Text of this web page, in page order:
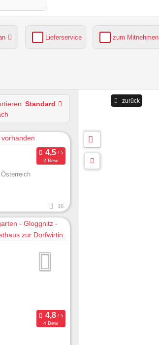
Lieferservice zum Mitnehmen
Standard
2 Bew.
16
4 Bew.
zurück